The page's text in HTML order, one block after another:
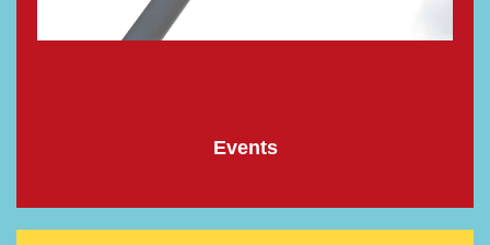
Events